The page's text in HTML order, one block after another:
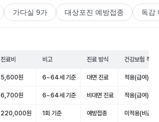
가다실 9가 대상포진 예방접종 독감
진료비 비고 진료 방식 건강보험 적용
5,600원 6~64세 기준 대면 진료 적용(급여)
6,700원 6~64세 기준 비대면 진료 적용(급여)
220,000원 1회 기준 예방접종 미적용(비급여)